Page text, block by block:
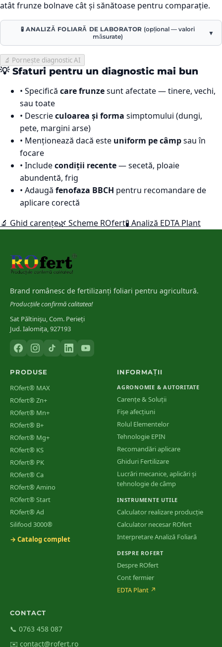
atât frunze bolnave cât și sănătoase pentru comparație.
🧪 ANALIZĂ FOLIARĂ DE LABORATOR (opțional — valori
măsurate)
▼
🔬 Pornește diagnostic AI
💡 Sfaturi pentru un diagnostic mai bun
• Specifică care frunzesunt afectate — tinere, vechi,
sau toate
• Descrieculoarea și forma simptomului (dungi,
pete, margini arse)
• Menționează dacă este uniform pe câmpsau în
focare
• Includecondiții recente— secetă, ploaie
abundentă, frig
• Adaugă fenofaza BBCH pentru recomandare de
aplicare corectă
🔬 Ghid carențe🌿 Scheme ROfert🧪 Analiză EDTA Plant
Brand românesc de fertilizanți foliari pentru agricultură.
Producțiile confirmă calitatea!
Sat Păltinișu, Com. Perieți
Jud. Ialomița, 927193
PRODUSE
ROfert® MAX
ROfert® Zn+
ROfert® Mn+
ROfert® B+
ROfert® Mg+
ROfert® KS
ROfert® PK
ROfert® Ca
ROfert® Amino
ROfert® Start
ROfert® Ad
Silifood 3000®
→ Catalog complet
INFORMAȚII
AGRONOMIE & AUTORITATE
Carențe & Soluții
Fișe afecțiuni
Rolul Elementelor
Tehnologie EPIN
Recomandări aplicare
Ghiduri Fertilizare
Lucrări mecanice, aplicări și
tehnologie de câmp
INSTRUMENTE UTILE
Calculator realizare producție
Calculator necesar ROfert
Interpretare Analiză Foliară
DESPRE ROFERT
Despre ROfert
Cont fermier
EDTA Plant ↗
CONTACT
📞 0763 458 087
✉️ contact@rofert.ro